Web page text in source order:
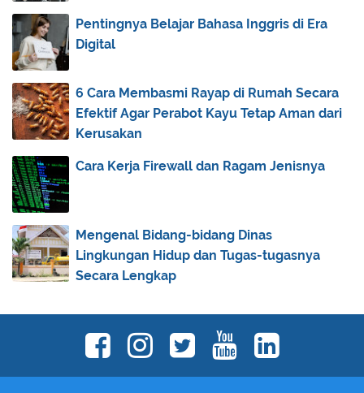
► February(4)
► January(2)
► 2023
► 2022 (69)
► 2021 (119)
► 2020
► 2019
► 2018
► 2017 (70)
► 2016 (83)
► 2015 (30)
(173)
(40)
Pentingnya Belajar Bahasa Inggris di Era
Digital
6 Cara Membasmi Rayap di Rumah Secara
Efektif Agar Perabot Kayu Tetap Aman dari
Kerusakan
Cara Kerja Firewall dan Ragam Jenisnya
Mengenal Bidang-bidang Dinas
Lingkungan Hidup dan Tugas-tugasnya
Secara Lengkap